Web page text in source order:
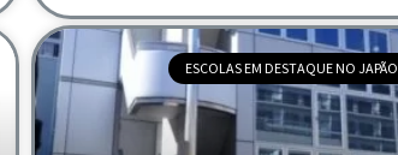
ESCOLAS EM DESTAQUE NO JAPÃO